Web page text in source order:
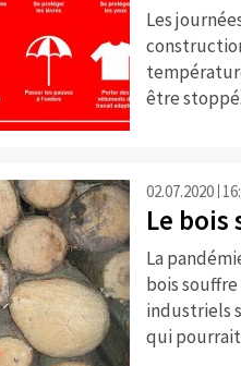
Les
être stoppé.
02.07.2020
Le bois
La
bois
industriels
qui